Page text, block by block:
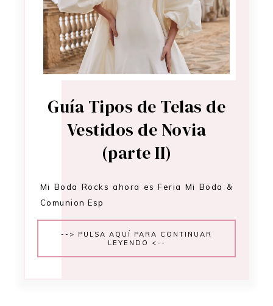
Guía Tipos de Telas de
Vestidos de Novia
(parte II)
Mi Boda Rocks ahora es Feria Mi Boda &
Comunion Esp
--> PULSA AQUÍ PARA CONTINUAR
LEYENDO <--